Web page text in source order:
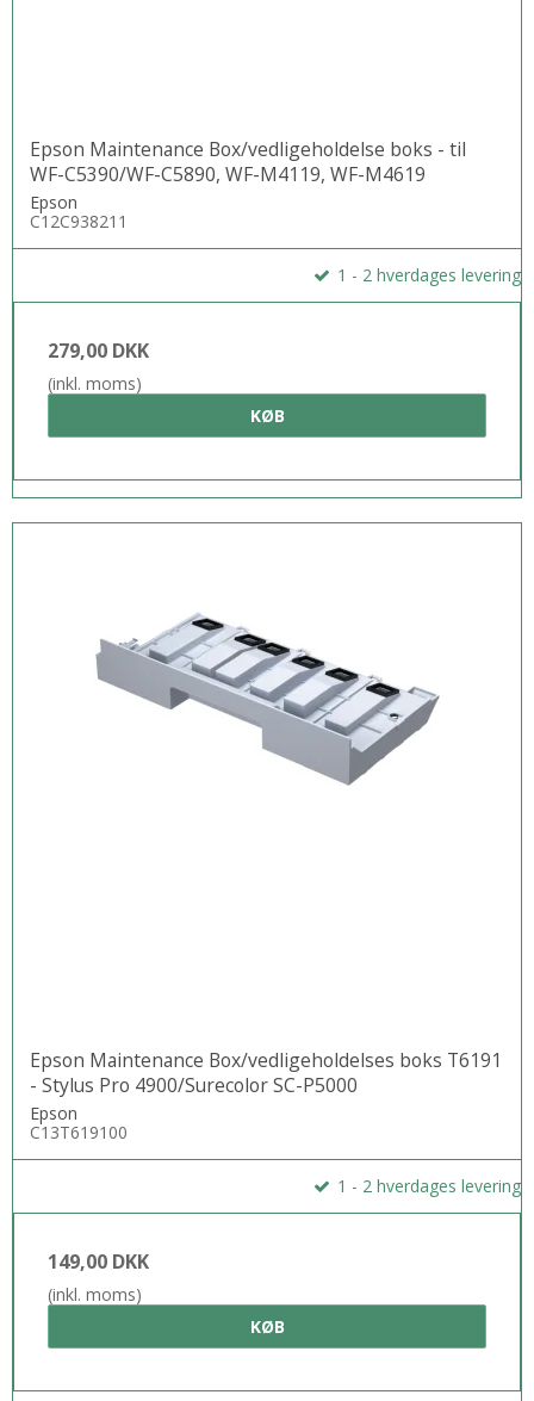
Epson Maintenance Box/vedligeholdelse boks - til
WF-C5390/WF-C5890, WF-M4119, WF-M4619
Epson
C12C938211
1 - 2 hverdages levering
279,00 DKK
(inkl. moms)
KØB
Epson Maintenance Box/vedligeholdelses boks T6191
- Stylus Pro 4900/Surecolor SC-P5000
Epson
C13T619100
1 - 2 hverdages levering
149,00 DKK
(inkl. moms)
KØB